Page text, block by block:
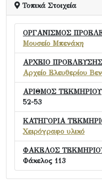
Τοπικά Στοιχεία
ΟΡΓΑΝΙΣΜΟΣ
Μουσείο Μπενάκη
ΑΡΧΕΙΟ
Αρχείο Ελευθερίου
ΑΡΙΘΜΟΣ ΤΕΚΜΗΡΙΟΥ
52-53
ΚΑΤΗΓΟΡΙΑ
Χειρόγραφο υλικό
ΦΑΚΕΛΟΣ
Φάκελος 113